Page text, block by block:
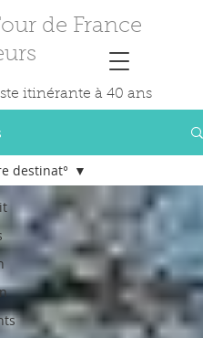
de France
itinérante à 40 ans
destinat°